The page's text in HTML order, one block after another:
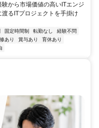
から市場価値の高いITエンジ
るITプロジェクトを手掛け
固定時間制 転勤なし
経験不問
あり 賞与あり
育休あり